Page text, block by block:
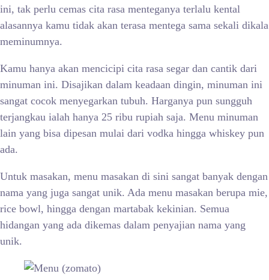
ini, tak perlu cemas cita rasa menteganya terlalu kental
alasannya kamu tidak akan terasa mentega sama sekali dikala
meminumnya.
Kamu hanya akan mencicipi cita rasa segar dan cantik dari
minuman ini. Disajikan dalam keadaan dingin, minuman ini
sangat cocok menyegarkan tubuh. Harganya pun sungguh
terjangkau ialah hanya 25 ribu rupiah saja. Menu minuman
lain yang bisa dipesan mulai dari vodka hingga whiskey pun
ada.
Untuk masakan, menu masakan di sini sangat banyak dengan
nama yang juga sangat unik. Ada menu masakan berupa mie,
rice bowl, hingga dengan martabak kekinian. Semua
hidangan yang ada dikemas dalam penyajian nama yang
unik.